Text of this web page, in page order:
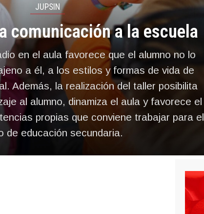
JUPSIN
comunicación a la escuela
en el aula favorece que el alumno no lo
a él, a los estilos y formas de vida de
Además, la realización del taller posibilita
al alumno, dinamiza el aula y favorece el
propias que conviene trabajar para el
de educación secundaria.